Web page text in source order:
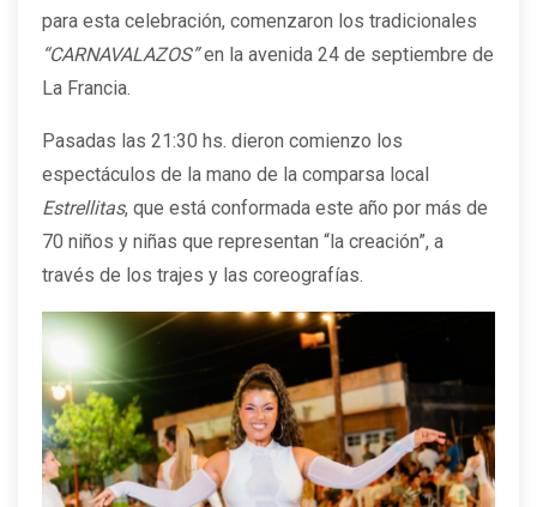
para esta celebración, comenzaron los tradicionales
“CARNAVALAZOS”en la avenida 24 de septiembre de
La Francia.
Pasadas las 21:30 hs. dieron comienzo los
espectáculos de la mano de la comparsa local
Estrellitas, que está conformada este año por más de
70 niños y niñas que representan “la creación”, a
través de los trajes y las coreografías.